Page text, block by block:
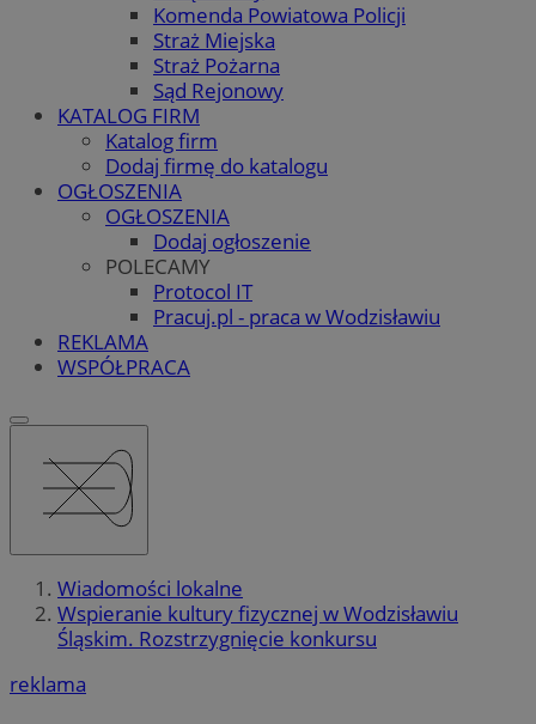
Komenda Powiatowa Policji
Straż Miejska
Straż Pożarna
Sąd Rejonowy
KATALOG FIRM
Katalog firm
Dodaj firmę do katalogu
OGŁOSZENIA
OGŁOSZENIA
Dodaj ogłoszenie
POLECAMY
Protocol IT
Pracuj.pl - praca w Wodzisławiu
REKLAMA
WSPÓŁPRACA
Wiadomości lokalne
Wspieranie kultury fizycznej w Wodzisławiu
Śląskim. Rozstrzygnięcie konkursu
reklama